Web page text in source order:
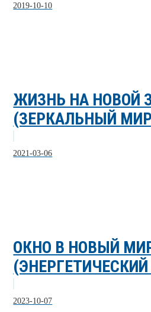
2019-10-10
ЖИЗНЬ НА НОВОЙ
(ЗЕРКАЛЬНЫЙ
2021-03-06
ОКНО В НОВЫЙ
2023-10-07